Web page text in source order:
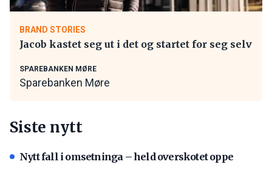
BRAND STORIES
Jacob kastet seg ut i det og startet for seg selv
SPAREBANKEN MØRE
Sparebanken Møre
Siste nytt
Nytt fall i omsetninga – held overskotet oppe